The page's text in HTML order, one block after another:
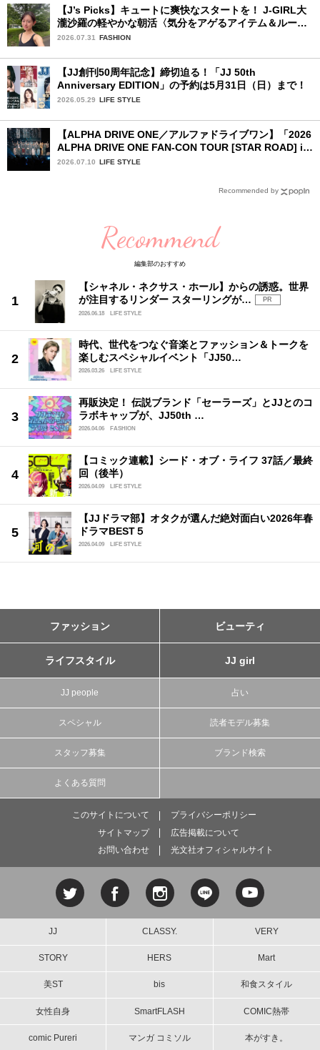
【J’s Picks】キュートに爽快なスタートを！ J-GIRL大
瀧沙羅の軽やかな朝活〈気分をアゲるアイテム＆ルーテ
ィーン〉
2026.07.31 FASHION
【JJ創刊50周年記念】締切迫る！「JJ 50th
Anniversary EDITION」の予約は5月31日（日）まで！
2026.05.29 LIFE STYLE
【ALPHA DRIVE ONE／アルファドライブワン】「2026
ALPHA DRIVE ONE FAN-CON TOUR [STAR ROAD] in
YOKOHAMA」1日目詳細レポ【後編】
2026.07.10 LIFE STYLE
Recommended by
Recommend
編集部のおすすめ
【シャネル・ネクサス・ホール】からの誘惑。世界
が注目するリンダー スターリングが…
PR
2026.06.18
LIFE STYLE
時代、世代をつなぐ音楽とファッション＆トークを
楽しむスペシャルイベント「JJ50…
2026.03.26 LIFE STYLE
再販決定！ 伝説ブランド「セーラーズ」とJJとのコ
ラボキャップが、JJ50th …
2026.04.06 FASHION
【コミック連載】シード・オブ・ライフ 37話／最終
回（後半）
2026.04.09 LIFE STYLE
【JJドラマ部】オタクが選んだ絶対面白い2026年春
ドラマBEST５
2026.04.09 LIFE STYLE
ファッション ビューティ
ライフスタイル JJ girl
JJ people 占い
スペシャル 読者モデル募集
スタッフ募集 ブランド検索
よくある質問
このサイトについて
プライバシーポリシー
サイトマップ
広告掲載について
お問い合わせ
光文社オフィシャルサイト
JJ CLASSY. VERY
STORY HERS Mart
美ST bis 和食スタイル
女性自身 SmartFLASH COMIC熱帯
comic Pureri マンガ コミソル 本がすき。